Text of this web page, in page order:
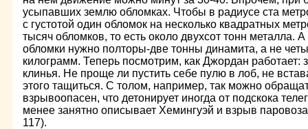
усыпавших землю обломках. Чтобы в радиусе ста
с густотой один обломок на несколько квадратных
тысяч об­ломков, то есть около двухсот тонн металла.
обломки нужно полторы-две тонны динамита, а не
килограмм. Теперь посмотрим, как Джордан работает:
клинья. Не проще ли пустить себе пулю в лоб, не
этого тащиться. С толом, например, так можно
взрывоопасен, что детонирует иногда от подскока
менее занятно описывает Хемингуэй и взрыв
117).